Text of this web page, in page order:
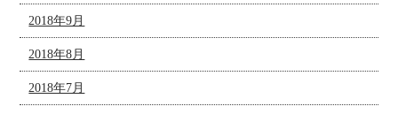
2018年9月
2018年8月
2018年7月